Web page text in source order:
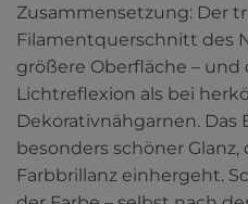
Zusammensetzung: Der
Filamentquerschnitt des
größere Oberfläche –
Lichtreflexion als bei
Dekorativnähgarnen. Das
besonders schöner
Farbbrillanz einhergeht.